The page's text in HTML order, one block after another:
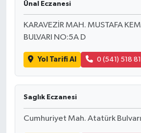
Ünal Eczanesi
KARAVEZİR MAH. MUSTAFA
BULVARI NO:5A D
Yol Tarifi Al 0 (541) 518
Saglık Eczanesi
Cumhuriyet Mah. Atatürk